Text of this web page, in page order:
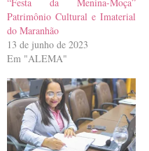
Patrimônio Cultural e Imaterial
do Maranhão
13 de junho de 2023
Em "ALEMA"